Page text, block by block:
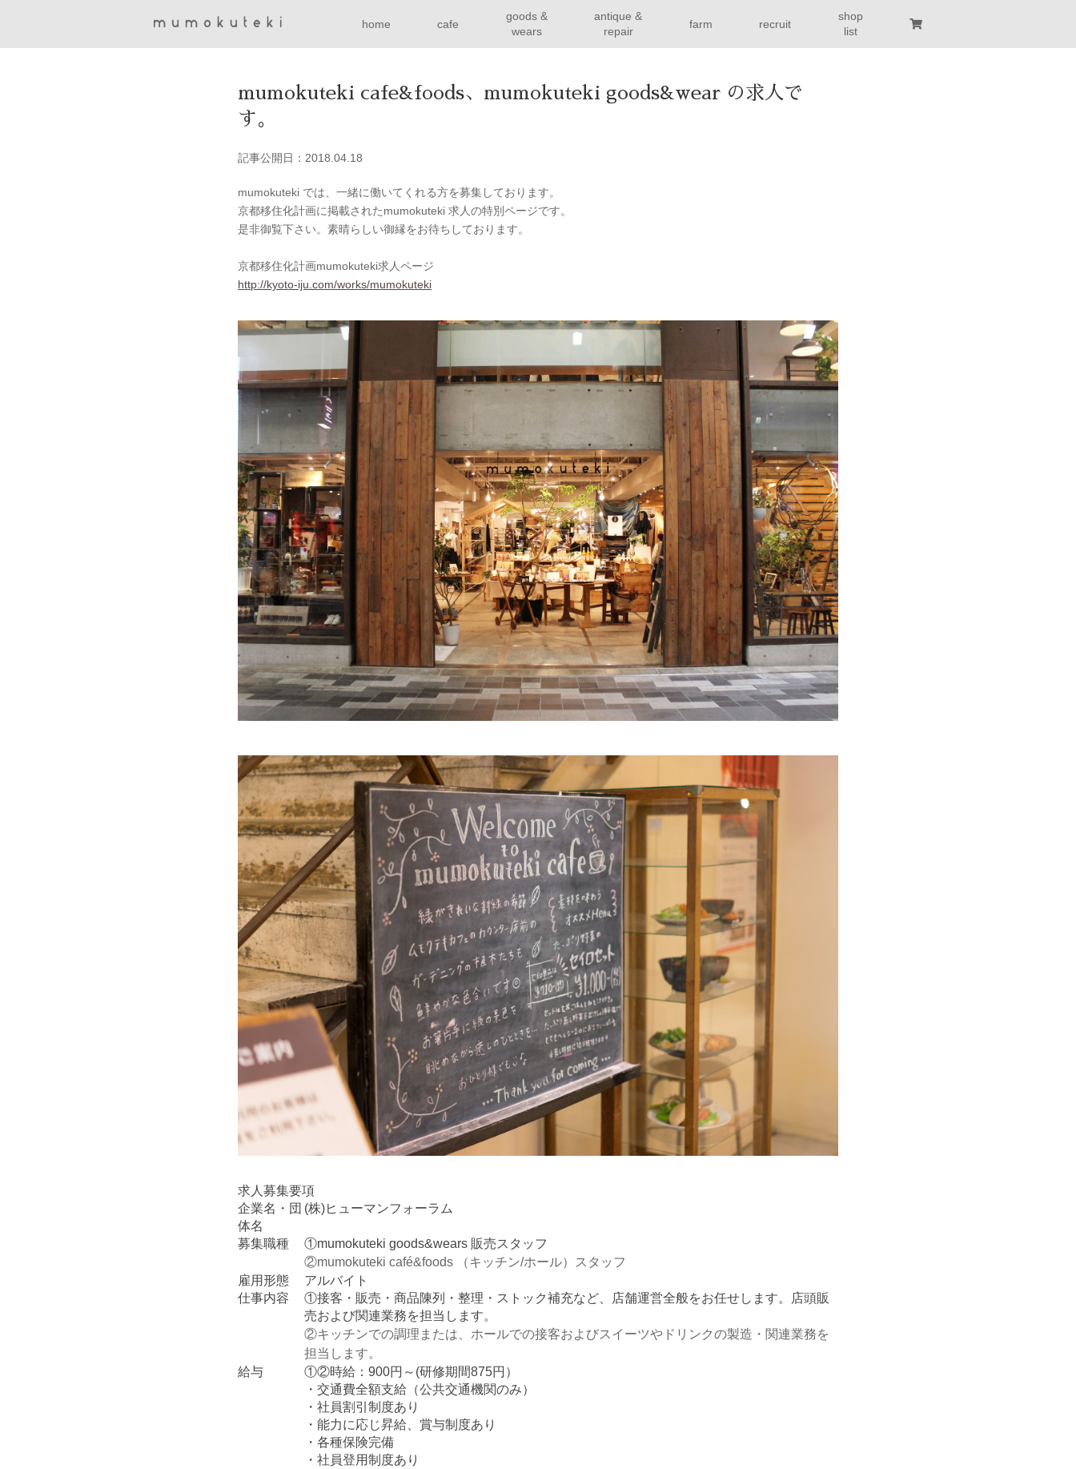
home cafe
goods &
wears
antique &
repair
farm recruit
shop
list
mumokuteki cafe&foods、mumokuteki goods&wear の求人で
す。
記事公開日：2018.04.18
mumokuteki では、一緒に働いてくれる方を募集しております。
京都移住化計画に掲載されたmumokuteki 求人の特別ページです。
是非御覧下さい。素晴らしい御縁をお待ちしております。
京都移住化計画mumokuteki求人ページ
http://kyoto-iju.com/works/mumokuteki
求人募集要項
企業名・団
体名
(株)ヒューマンフォーラム
募集職種
①mumokuteki goods&wears 販売スタッフ
②mumokuteki café&foods （キッチン/ホール）スタッフ
雇用形態
アルバイト
仕事内容
①接客・販売・商品陳列・整理・ストック補充など、店舗運営全般をお任せします。店頭販
売および関連業務を担当します。
②キッチンでの調理または、ホールでの接客およびスイーツやドリンクの製造・関連業務を
担当します。
給与
①②時給：900円～(研修期間875円）
・交通費全額支給（公共交通機関のみ）
・社員割引制度あり
・能力に応じ昇給、賞与制度あり
・各種保険完備
・社員登用制度あり